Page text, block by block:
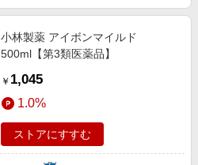
小林製薬 アイボンマイルド
500ml【第3類医薬品】
￥ 1,045
1.0%
ストアにすすむ